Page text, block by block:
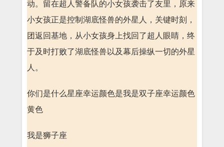
动。留在超人警备队的小女孩袭击了友里，原来
小女孩正是控制湖底怪兽的外星人，关键时刻，
团返回基地，从小女孩身上找回了超人眼睛，终
于及时打败了湖底怪兽以及幕后操纵一切的外星
人。
你们是什么星座幸运颜色是我是双子座幸运颜色
黄色
我是狮子座